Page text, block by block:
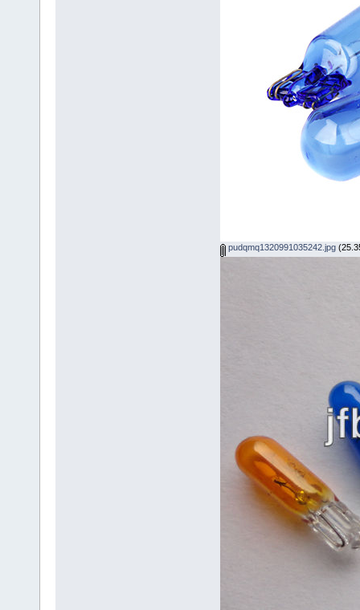
pudqmq1320991035242.jpg